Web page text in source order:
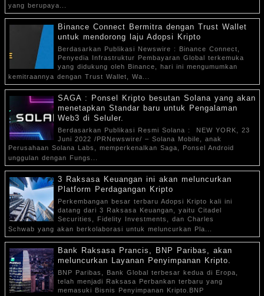
yang berupaya...
Binance Connect Bermitra dengan Trust Wallet
untuk mendorong laju Adopsi Kripto
Berdasarkan Publikasi Newswire : Binance Connect,
Penyedia Infrastruktur Pembayaran Global terkemuka
yang didukung oleh Binance, hari ini mengumumkan
kemitraannya dengan Trust Wallet, Wa...
SAGA : Ponsel Kripto besutan Solana yang akan
menetapkan Standar baru untuk Pengalaman
Web3 di Seluler.
Berdasarkan Publikasi Resmi Solana : NEW YORK, 23
Juni 2022 /PRNewswire/ – Solana Mobile, anak
Perusahaan Solana Labs, memperkenalkan Saga, Ponsel Android
unggulan dengan Fungs...
3 Raksasa Keuangan ini akan meluncurkan
Platform Perdagangan Kripto
Perkembangan besar terbaru Adopsi Kripto kali ini
datang dari 3 Raksasa Keuangan, yaitu Citadel
Securities, Fidelity Investments, dan Charles
Schwab yang akan berkolaborasi untuk meluncurkan Pla...
Bank Raksasa Prancis, BNP Paribas, akan
meluncurkan Layanan Penyimpanan Kripto.
BNP Paribas, Bank Global terbesar kedua di Eropa,
telah menjadi Raksasa Perbankan terbaru yang
memasuki Bisnis Penyimpanan Kripto.BNP